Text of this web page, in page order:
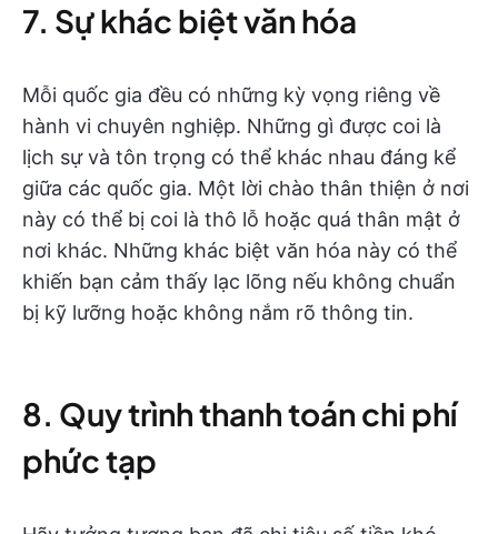
7. Sự khác biệt văn hóa
Mỗi quốc gia đều có những kỳ vọng riêng về
hành vi chuyên nghiệp. Những gì được coi là
lịch sự và tôn trọng có thể khác nhau đáng kể
giữa các quốc gia. Một lời chào thân thiện ở nơi
này có thể bị coi là thô lỗ hoặc quá thân mật ở
nơi khác. Những khác biệt văn hóa này có thể
khiến bạn cảm thấy lạc lõng nếu không chuẩn
bị kỹ lưỡng hoặc không nắm rõ thông tin.
8. Quy trình thanh toán chi phí
phức tạp